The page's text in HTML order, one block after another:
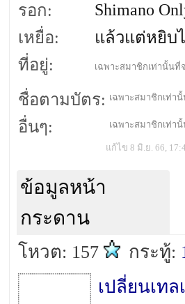
รอก:
Shimano
เหยื่อ:
แล้วแต่หยิบ
ที่อยู่:
เฉพาะสมาชิกเท่านั้นที่
ชื่อตามบัตร: เฉพาะสมาชิกเท่า
อื่นๆ: เฉพาะสมาชิกเท่า
แก้ไข 8 มิ.ย. 66,
ข้อมูลหน้า
กระดาน
โหวต: 157 กระทู้:
เปลี่ยนเทล